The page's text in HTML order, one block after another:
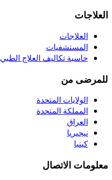
العلاجات
العلاجات
المستشفيات
حاسبة تكاليف العلاج الطبي
للمرضى من
الولايات المتحدة
المملكة المتحدة
العراق
نيجيريا
كينيا
معلومات الاتصال